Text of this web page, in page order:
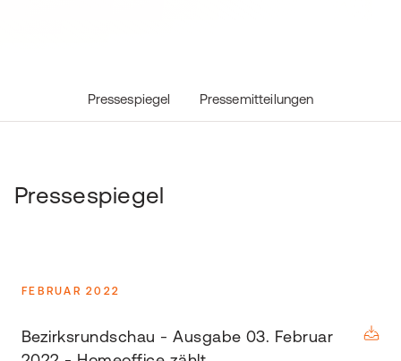
Pressespiegel Pressemitteilungen
Pressespiegel
FEBRUAR 2022
Bezirksrundschau - Ausgabe 03. Februar